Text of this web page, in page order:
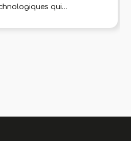
qui
à enrichir ses